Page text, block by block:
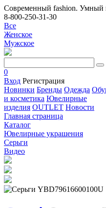
Современный fashion. Умный
8-800-250-31-30
Все
Женское
Мужское
0
Вход Регистрация
Новинки Бренды Одежда
и косметика Ювелирные
изделия OUTLET Новости
Главная страница
Каталог
Ювелирные украшения
Серьги
Видео